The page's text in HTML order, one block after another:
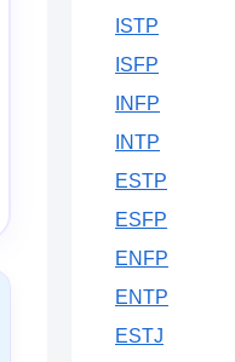
ISTP
ISFP
INFP
INTP
ESTP
ESFP
ENFP
ENTP
ESTJ